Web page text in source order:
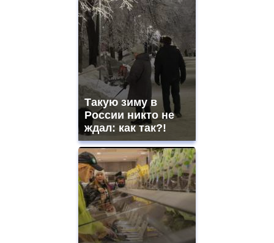
Такую зиму в
России никто не
ждал: как так?!